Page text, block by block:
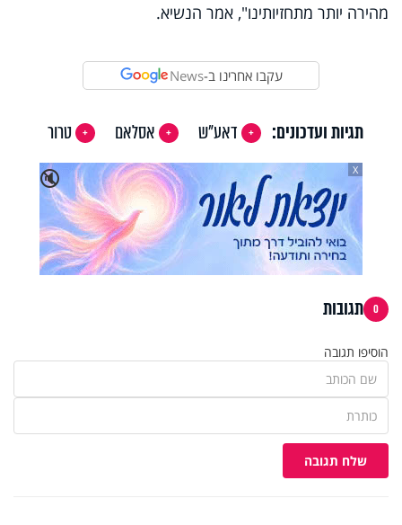
מהירה יותר מתחזיותינו", אמר הנשיא.
עקבו אחרינו ב-News
תגיות ועדכונים: דאע"ש אסלאם
טרור
🔇
X
0 תגובות
הוסיפו תגובה
שלח תגובה